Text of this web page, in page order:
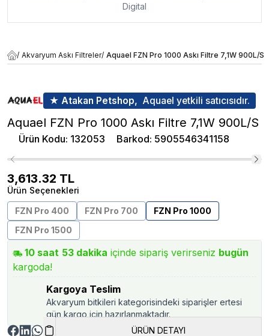
Digital
/ Akvaryum Askı Filtreler/ Aquael FZN Pro 1000 Askı Filtre 7,1W 900L/S
★ Atakan Petshop, Aquael yetkili satıcısıdır.
Aquael FZN Pro 1000 Askı Filtre 7,1W 900L/S
Ürün Kodu: 132053 Barkod: 5905546341158
3,613.32 TL
Ürün Seçenekleri
FZN Pro 400
FZN Pro 700
FZN Pro 1000
FZN Pro 1500
10 saat 53 dakika içinde sipariş verirseniz bugün
kargoda!
Kargoya Teslim
Akvaryum bitkileri kategorisindeki siparişler ertesi
gün kargo için hazırlanmaktadır.
ÜRÜN DETAYI